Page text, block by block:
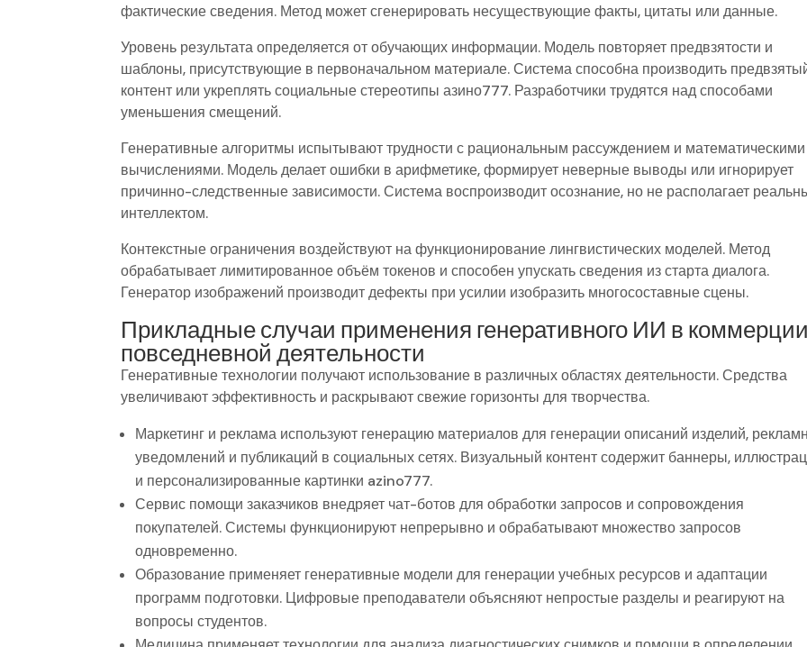
фактические сведения. Метод может сгенерировать несуществующие факты, цитаты или данные.
Уровень результата определяется от обучающих информации. Модель повторяет предвзятости и
шаблоны, присутствующие в первоначальном материале. Система способна производить
контент или укреплять социальные стереотипы азино777. Разработчики трудятся над способами
уменьшения смещений.
Генеративные алгоритмы испытывают трудности с рациональным рассуждением и математическими
вычислениями. Модель делает ошибки в арифметике, формирует неверные выводы или игнорирует
причинно-следственные зависимости. Система воспроизводит осознание, но не располагает
интеллектом.
Контекстные ограничения воздействуют на функционирование лингвистических моделей. Метод
обрабатывает лимитированное объём токенов и способен упускать сведения из старта диалога.
Генератор изображений производит дефекты при усилии изобразить многосоставные сцены.
Прикладные случаи применения генеративного ИИ в
повседневной деятельности
Генеративные технологии получают использование в различных областях деятельности. Средства
увеличивают эффективность и раскрывают свежие горизонты для творчества.
Маркетинг и реклама используют генерацию материалов для генерации описаний изделий,
уведомлений и публикаций в социальных сетях. Визуальный контент содержит баннеры,
и персонализированные картинки azino777.
Сервис помощи заказчиков внедряет чат-ботов для обработки запросов и сопровождения
покупателей. Системы функционируют непрерывно и обрабатывают множество запросов
одновременно.
Образование применяет генеративные модели для генерации учебных ресурсов и адаптации
программ подготовки. Цифровые преподаватели объясняют непростые разделы и реагируют на
вопросы студентов.